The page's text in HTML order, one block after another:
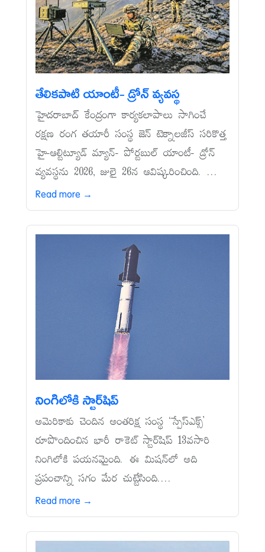
తేలికపాటి యాంటీ- డ్రోన్‌ వ్యవస్థ
హైదరాబాద్‌ కేంద్రంగా కార్యకలాపాలు సాగించే
రక్షణ రంగ తయారీ సంస్థ జెన్‌ టెక్నాలజీస్‌ సరికొత్త
హై-ఆల్టిట్యూడ్‌ మ్యాన్‌- పోర్టబుల్‌ యాంటీ- డ్రోన్‌
వ్యవస్థను 2026, జులై 26న ఆవిష్కరించింది. ...
Read more →
నింగిలోకి స్టార్‌షిప్‌
అమెరికాకు చెందిన అంతరిక్ష సంస్థ ‘స్పేస్‌ఎక్స్‌’
రూపొందించిన భారీ రాకెట్‌ స్టార్‌షిప్‌ 13వసారి
నింగిలోకి పయనమైంది. ఈ మిషన్‌లో అది
ప్రపంచాన్ని సగం మేర చుట్టేసింది....
Read more →